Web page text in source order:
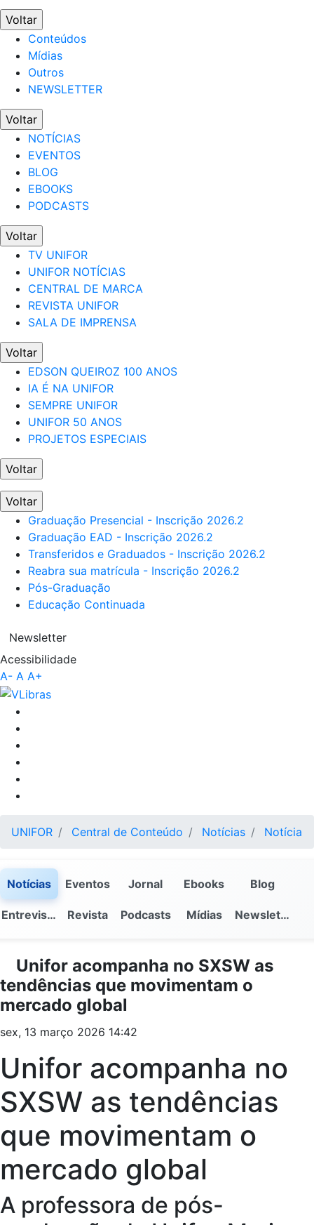
Voltar
Conteúdos
Mídias
Outros
NEWSLETTER
Voltar
NOTÍCIAS
EVENTOS
BLOG
EBOOKS
PODCASTS
Voltar
TV UNIFOR
UNIFOR NOTÍCIAS
CENTRAL DE MARCA
REVISTA UNIFOR
SALA DE IMPRENSA
Voltar
EDSON QUEIROZ 100 ANOS
IA É NA UNIFOR
SEMPRE UNIFOR
UNIFOR 50 ANOS
PROJETOS ESPECIAIS
Voltar
Voltar
Graduação Presencial - Inscrição 2026.2
Graduação EAD - Inscrição 2026.2
Transferidos e Graduados - Inscrição 2026.2
Reabra sua matrícula - Inscrição 2026.2
Pós-Graduação
Educação Continuada
Newsletter
Acessibilidade
A- A A+
UNIFOR Central de Conteúdo Notícias Notícia
Notícias Eventos Jornal Ebooks Blog
Entrevistas Revista Podcasts Mídias Newsletter
Unifor acompanha no SXSW as
tendências que movimentam o
mercado global
sex, 13 março 2026 14:42
Unifor acompanha no
SXSW as tendências
que movimentam o
mercado global
A professora de pós-